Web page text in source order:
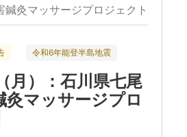
鍼灸マッサージプロジェクト
令和6年能登半島地震
月）：石川県七尾
マッサージプロ